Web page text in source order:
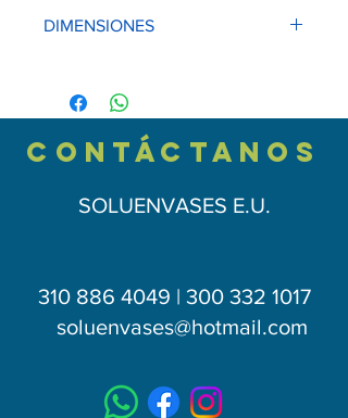
DIMENSIONES
contÁctAnos
SOLUENVASES E.U.
310 886 4049 | 300 332 1017
soluenvases@hotmail.com